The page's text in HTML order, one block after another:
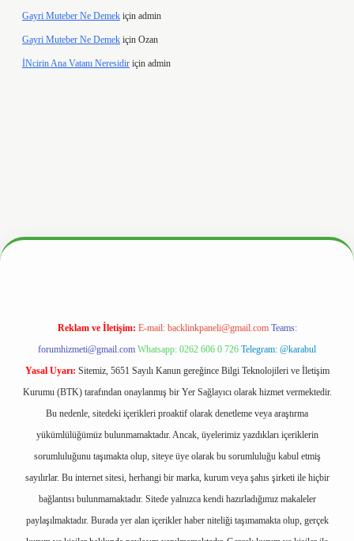
Gayri Muteber Ne Demek için admin
Gayri Muteber Ne Demek için Ozan
İNcirin Ana Vatanı Neresidir için admin
Reklam ve İletişim: E-mail: backlinkpaneli@gmail.com Teams:
forumhizmeti@gmail.com Whatsapp: 0262 606 0 726 Telegram: @karabul
Yasal Uyarı: Sitemiz, 5651 Sayılı Kanun gereğince Bilgi Teknolojileri ve İletişim
Kurumu (BTK) tarafından onaylanmış bir Yer Sağlayıcı olarak hizmet vermektedir.
Bu nedenle, sitedeki içerikleri proaktif olarak denetleme veya araştırma
yükümlülüğümüz bulunmamaktadır. Ancak, üyelerimiz yazdıkları içeriklerin
sorumluluğunu taşımakta olup, siteye üye olarak bu sorumluluğu kabul etmiş
sayılırlar. Bu internet sitesi, herhangi bir marka, kurum veya şahıs şirketi ile hiçbir
bağlantısı bulunmamaktadır. Sitede yalnızca kendi hazırladığımız makaleler
paylaşılmaktadır. Burada yer alan içerikler haber niteliği taşımamakta olup, gerçek